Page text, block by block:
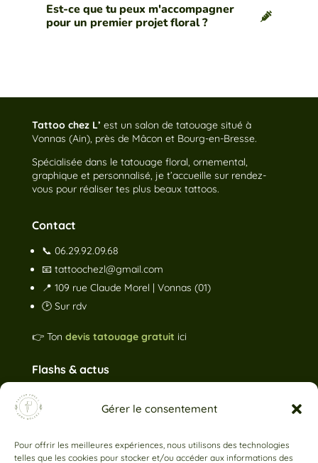
Gérer le consentement
Pour offrir les meilleures expériences, nous utilisons des technologies
telles que les cookies pour stocker et/ou accéder aux informations des
Est-ce que tu peux m'accompagner
pour un premier projet floral ?
Tattoo chez L’ est un salon de tatouage situé à
Vonnas (Ain), près de Mâcon et Bourg-en-Bresse.
Spécialisée dans le tatouage floral, ornemental,
graphique et personnalisé, je t’accueille sur rendez-
vous pour réaliser tes plus beaux tattoos.
Contact
📞 06.29.92.09.68
📧 tattoochezl@gmail.com
📍 109 rue Claude Morel | Vonnas (01)
🕑 Sur rdv
👉 Ton devis tatouage gratuit ici
Flashs & actus